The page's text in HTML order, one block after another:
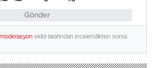
Gönder
moderasyon ekibi tarafından incelendikten sonra